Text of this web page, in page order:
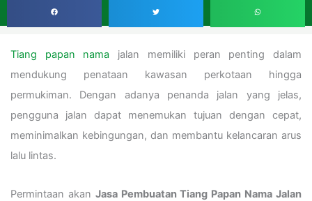
Tiang papan nama jalan memiliki peran penting dalam
mendukung penataan kawasan perkotaan hingga
permukiman. Dengan adanya penanda jalan yang jelas,
pengguna jalan dapat menemukan tujuan dengan cepat,
meminimalkan kebingungan, dan membantu kelancaran arus
lalu lintas.
Permintaan akan Jasa Pembuatan Tiang Papan Nama Jalan